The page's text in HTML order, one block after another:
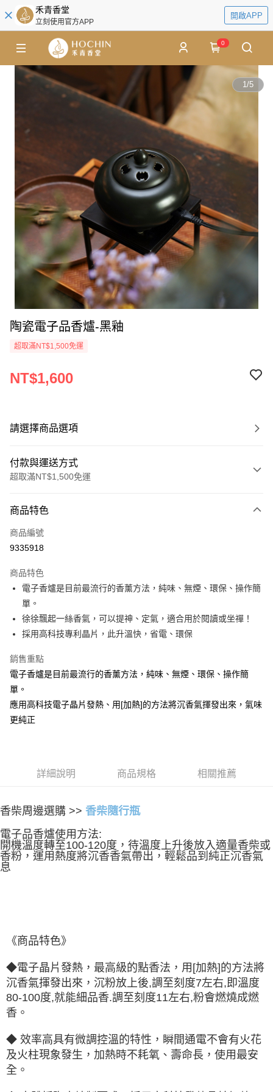
禾青香堂
立刻使用官方APP
開啟APP
0
1/5
陶瓷電子品香爐-黑釉
超取滿NT$1,500免運
NT$1,600
請選擇商品選項
付款與運送方式
超取滿NT$1,500免運
信用卡一次付款
超商取貨付款
Apple Pay
街口支付
悠遊付
Google Pay
全盈+PAY
【關於「AFTEE先享後付」】
２．便利：只要手機號碼，簡訊認證，即可結帳。
【「AFTEE先享後付」結帳流程】
１．於結帳方式選擇「AFTEE先享後付」後，將跳轉至「AFTEE先享後付」
２．訂單成立數日內，您將收到繳費通知簡訊。
３．收到繳費通知簡訊後14天內，點擊此簡訊中的連結，可透過四大超商／
ATM／網路銀行／等多元方式進行付款，方視為交易完成。
【注意事項】
易，需依本服務之必要範圍內提供個人資料，並將交易相關給付款項請求債
權轉讓予恩沛科技股份有限公司。
２．關於個人資料處理事宜，請瀏覽以下網址：
https://aftee.tw/terms/#terms3
３．未成年的使用者請事先徵得法定代理人或監護人之同意方可使用
任。
４．使用「AFTEE先享後付」時，將依據個別帳號之用戶狀況，依本公司即
時審查核予不同之上限額度；若仍有額度不足之情形，本公司將視審查結果
請求用戶進行身份認證。
５．嚴禁一人註冊多個帳號或使用他人資訊註冊。若發現惡意使用之情形，
全家取貨付款
付款後全家取貨
每筆NT$60，滿NT$1,500(含以上)免運費
每筆NT$60，滿NT$1,500(含以上)免運費
宅配
每筆NT$100，滿NT$1,500(含以上)免運費
離島-黑貓宅配
每筆NT$360
付款後門市自取
免運費
商品特色
商品編號
9335918
商品特色
電子香爐是目前最流行的香薰方法，純味、無煙、環保、操作簡
單。
徐徐飄起一絲香氣，可以提神、定氣，適合用於閱讀或坐禪！
採用高科技專利晶片，此升溫快，省電、環保
銷售重點
電子香爐是目前最流行的香薰方法，純味、無煙、環保、操作簡
單。
應用高科技電子晶片發熱、用[加熱]的方法將沉香氣揮發出來，氣味
更純正
詳細說明 商品規格 相關推薦
香柴周邊選購 >> 香柴隨行瓶
電子品香爐使用方法:
開機溫度轉至100-120度，待溫度上升後放入適量香柴或
香粉，運用熱度將沉香香氣帶出，輕鬆品到純正沉香氣
息
《商品特色》
◆電子晶片發熱，最高級的點香法，用[加熱]的方法將
沉香氣揮發出來，沉粉放上後,調至刻度7左右,即溫度
80-100度,就能細品香.調至刻度11左右,粉會燃燒成燃
香。
◆ 效率高具有微調控溫的特性，瞬間通電不會有火花
及火柱現象發生，加熱時不耗氧、壽命長，使用最安
全。